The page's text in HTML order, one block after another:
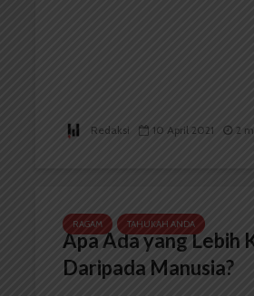
Redaksi 10 April 2021 2
RAGAM TAHUKAH ANDA
Apa Ada yang Lebih
Daripada Manusia?